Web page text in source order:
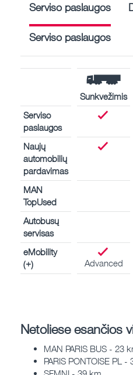
Serviso paslaugos
Serviso paslaugos
Sunkvežimis
Serviso
paslaugos
Naujų
automobilių
pardavimas
MAN
TopUsed
Autobusų
servisas
eMobility
(+)
Advanced
Netoliese esančios
MAN PARIS BUS - 23
PARIS PONTOISE PL -